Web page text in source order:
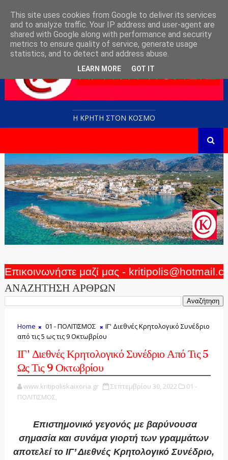
Η ΚΡΗΤΗ ΣΤΟN KOΣΜΟ
Επικοινωνήστε μαζί μας -
ΑΝΑΖΗΤΗΣΗ ΑΡΘΡΩΝ
Home 01 - ΠΟΛΙΤΙΣΜΟΣ
ΙΓ' Διεθνές Κρητολογικό Συνέδριο
από τις 5 ως τις 9 Οκτωβρίου
ΙΓ' Διεθνές Κρητολογικό Συνέδριο Από Τις 5
Ως Τις 9 Οκτωβρίου
www.kritipoliskaixoria.gr Σεπτεμβρίου 30, 2022
01 -
ΠΟΛΙΤΙΣΜΟΣ,
Επιστημονικό γεγονός με βαρύνουσα
σημασία και συνάμα γιορτή των γραμμάτων
αποτελεί το ΙΓ’ Διεθνές Κρητολογικό Συνέδριο,
This site uses cookies from Google to deliver its services
and to analyze traffic. Your IP address and user-agent are
shared with Google along with performance and security
metrics to ensure quality of service, generate usage
statistics, and to detect and address abuse.
LEARN MORE GOT IT